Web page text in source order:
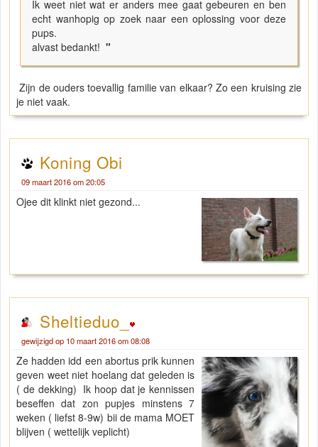
Ik weet niet wat er anders mee gaat gebeuren en ben
echt wanhopig op zoek naar een oplossing voor deze
pups.
alvast bedankt! "
Zijn de ouders toevallig familie van elkaar? Zo een kruising zie
je niet vaak.
Koning Obi
09 maart 2016 om 20:05
Ojee dit klinkt niet gezond...
Sheltieduo_
gewijzigd op 10 maart 2016 om 08:08
Ze hadden idd een abortus prik kunnen
geven weet niet hoelang dat geleden is
( de dekking) Ik hoop dat je kennissen
beseffen dat zon pupjes minstens 7
weken ( liefst 8-9w) bii de mama MOET
blijven ( wettelijk veplicht)